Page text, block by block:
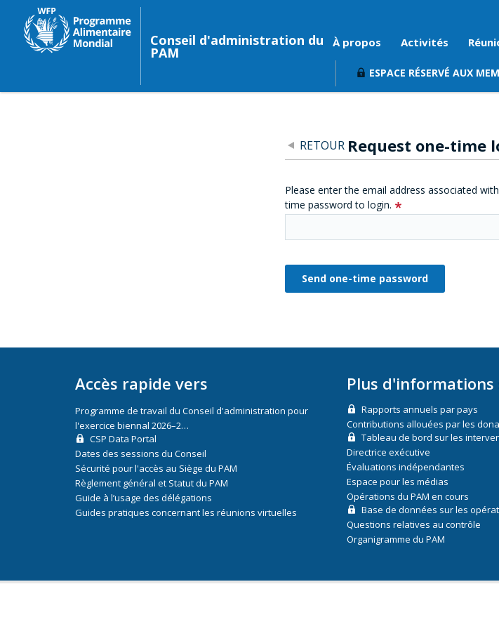
Conseil d'administration du
PAM
À propos Activités
ESPACE RÉSERVÉ AUX
RETOUR Request one-time
Please enter the email address associated
time password to login.
Accès rapide vers
Programme de travail du Conseil d'administration pour
l'exercice biennal 2026–2…
CSP Data Portal
Dates des sessions du Conseil
Sécurité pour l'accès au Siège du PAM
Règlement général et Statut du PAM
Guide à l’usage des délégations
Guides pratiques concernant les réunions virtuelles
Plus d'informations
Rapports annuels par pays
Contributions allouées par les
Tableau de bord sur les
Directrice exécutive
Évaluations indépendantes
Espace pour les médias
Opérations du PAM en cours
Base de données sur les
Questions relatives au contrôle
Organigramme du PAM